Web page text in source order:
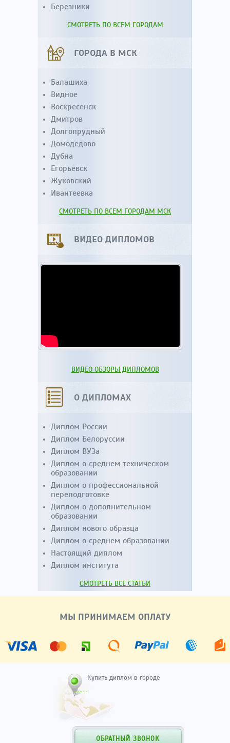
Березники
СМОТРЕТЬ ПО ВСЕМ ГОРОДАМ
ГОРОДА В МСК
Балашиха
Видное
Воскресенск
Дмитров
Долгопрудный
Домодедово
Дубна
Егорьевск
Жуковский
Ивантеевка
СМОТРЕТЬ ПО ВСЕМ ГОРОДАМ МСК
ВИДЕО ДИПЛОМОВ
ВИДЕО ОБЗОРЫ ДИПЛОМОВ
О ДИПЛОМАХ
Диплом России
Диплом Белоруссии
Диплом ВУЗа
Диплом о среднем техническом
образовании
Диплом о профессиональной
переподготовке
Диплом о дополнительном
образовании
Диплом нового образца
Диплом о среднем образовании
Настоящий диплом
Диплом института
СМОТРЕТЬ ВСЕ СТАТЬИ
МЫ ПРИНИМАЕМ ОПЛАТУ
Купить диплом в городе
ОБРАТНЫЙ ЗВОНОК